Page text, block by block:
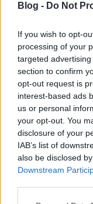
Blog - Do Not
If you wish to opt-
processing of your
targeted
section to confirm
opt-out request is
interest-based ads
us or personal
your opt-out. You
disclosure of your
IAB’s list of
also be disclosed
Downstream